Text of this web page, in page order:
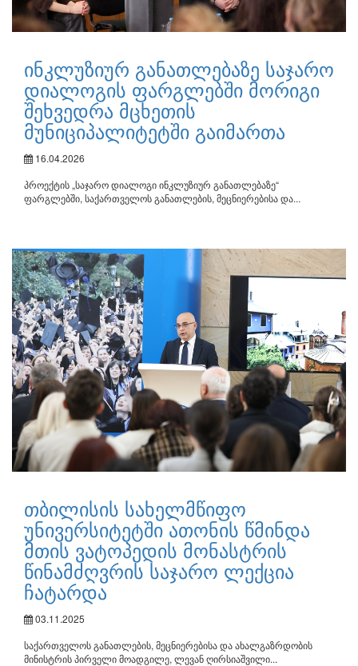
ინკლუზიურ განათლებაზე საჯარო
დიალოგის ფარგლებში მორიგი
შეხვედრა მცხეთის
მუნიციპალიტეტში გაიმართა
16.04.2026
პროექტის „საჯარო დიალოგი ინკლუზიურ განათლებაზე“
ფარგლებში, საქართველოს განათლების, მეცნიერებისა და...
თბილისის სახელმწიფო
უნივერსიტეტში ათონის წმინდა
მთის ვატოპედის მონასტრის
წინამძღვრის საჯარო ლექცია
ჩატარდა
03.11.2025
საქართველოს განათლების, მეცნიერებისა და ახალგაზრდობის
მინისტრის პირველი მოადგილე, ლევან ღირსიაშვილი...